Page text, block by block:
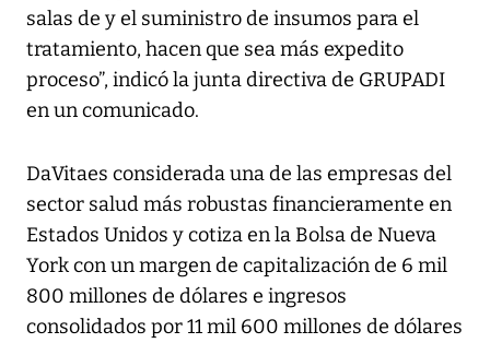
salas de y el suministro de insumos para el
tratamiento, hacen que sea más expedito
proceso”, indicó la junta directiva de GRUPADI
en un comunicado.
DaVitaes considerada una de las empresas del
sector salud más robustas financieramente en
Estados Unidos y cotiza en la Bolsa de Nueva
York con un margen de capitalización de 6 mil
800 millones de dólares e ingresos
consolidados por 11 mil 600 millones de dólares